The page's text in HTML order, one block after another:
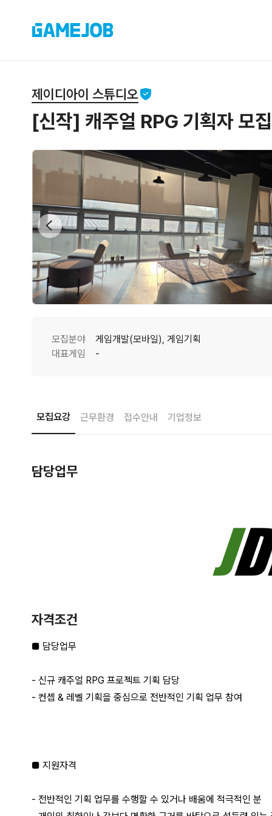
제이디아이 스튜디오
[신작] 캐주얼 RPG 기획자 모집
모집분야
게임개발(모바일), 게임기획
대표게임
-
모집요강 근무환경 접수안내 기업정보
담당업무